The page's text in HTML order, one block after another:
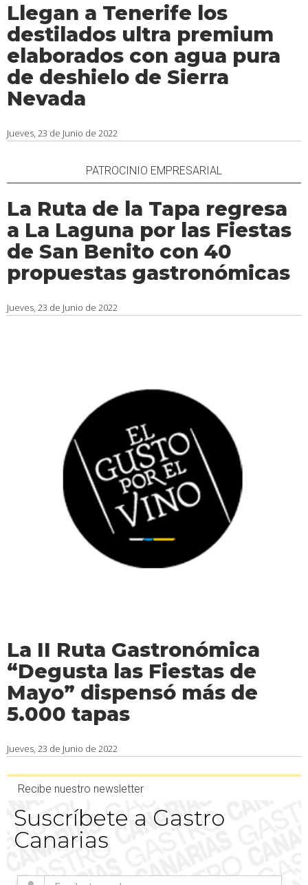
Llegan a Tenerife los
destilados ultra premium
elaborados con agua pura
de deshielo de Sierra
Nevada
Jueves, 23 de Junio de 2022
PATROCINIO EMPRESARIAL
La Ruta de la Tapa regresa
a La Laguna por las Fiestas
de San Benito con 40
propuestas gastronómicas
Jueves, 23 de Junio de 2022
La II Ruta Gastronómica
“Degusta las Fiestas de
Mayo” dispensó más de
5.000 tapas
Jueves, 23 de Junio de 2022
Recibe nuestro newsletter
Suscríbete a Gastro
Canarias